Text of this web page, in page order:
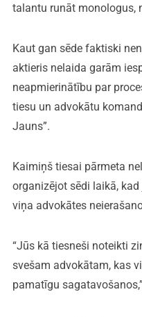
talantu runāt monologus,
Kaut gan sēde faktiski
aktieris nelaida garām
neapmierinātību par
tiesu un advokātu
Jauns”.
Kaimiņš tiesai pārmeta
organizējot sēdi laikā,
viņa advokātes
“Jūs kā tiesneši noteikti
svešam advokātam, kas
pamatīgu